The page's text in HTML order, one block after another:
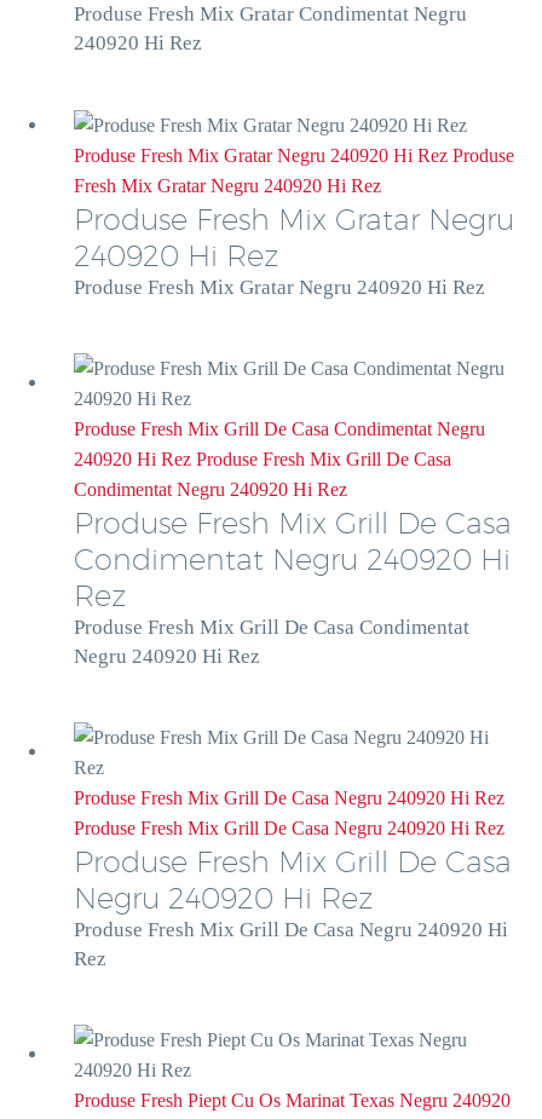
Produse Fresh Mix Gratar Condimentat Negru
240920 Hi Rez
Produse Fresh Mix Gratar Negru 240920 Hi Rez Produse
Fresh Mix Gratar Negru 240920 Hi Rez
Produse Fresh Mix Gratar Negru
240920 Hi Rez
Produse Fresh Mix Gratar Negru 240920 Hi Rez
Produse Fresh Mix Grill De Casa Condimentat Negru
240920 Hi Rez Produse Fresh Mix Grill De Casa
Condimentat Negru 240920 Hi Rez
Produse Fresh Mix Grill De Casa
Condimentat Negru 240920 Hi
Rez
Produse Fresh Mix Grill De Casa Condimentat
Negru 240920 Hi Rez
Produse Fresh Mix Grill De Casa Negru 240920 Hi Rez
Produse Fresh Mix Grill De Casa Negru 240920 Hi Rez
Produse Fresh Mix Grill De Casa
Negru 240920 Hi Rez
Produse Fresh Mix Grill De Casa Negru 240920 Hi
Rez
Produse Fresh Piept Cu Os Marinat Texas Negru 240920